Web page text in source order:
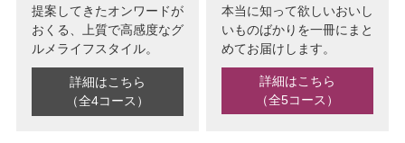
提案してきたオンワードが
おくる、上質で高感度なグ
ルメライフスタイル。
詳細はこちら
（全4コース）
本当に知って欲しいおいし
いものばかりを一冊にまと
めてお届けします。
詳細はこちら
（全5コース）